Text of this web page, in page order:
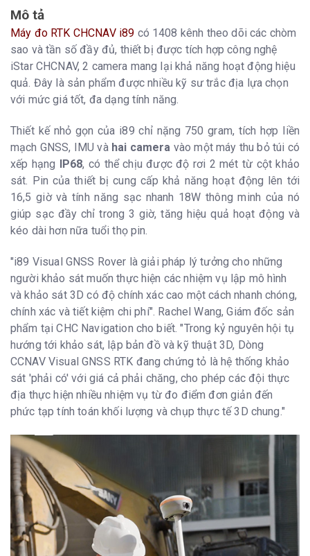
Mô tả
Máy đo RTK CHCNAV i89 có 1408 kênh theo dõi các chòm
sao và tần số đầy đủ, thiết bị được tích hợp công nghệ
iStar CHCNAV, 2 camera mang lại khả năng hoạt động hiệu
quả. Đây là sản phẩm được nhiều kỹ sư trắc địa lựa chọn
với mức giá tốt, đa dạng tính năng.
Thiết kế nhỏ gọn của i89 chỉ nặng 750 gram, tích hợp liền
mạch GNSS, IMU và hai camera vào một máy thu bỏ túi có
xếp hạng
IP68, có thể chịu được độ rơi 2 mét từ cột khảo
sát. Pin của thiết bị cung cấp khả năng hoạt động lên tới
16,5 giờ và tính năng sạc nhanh 18W thông minh của nó
giúp sạc đầy chỉ trong 3 giờ, tăng hiệu quả hoạt động và
kéo dài hơn nữa tuổi thọ pin.
"i89 Visual GNSS Rover là giải pháp lý tưởng cho những
người khảo sát muốn thực hiện các nhiệm vụ lập mô hình
và khảo sát 3D có độ chính xác cao một cách nhanh chóng,
chính xác và tiết kiệm chi phí". Rachel Wang, Giám đốc sản
phẩm tại CHC Navigation cho biết. "Trong kỷ nguyên hội tụ
hướng tới khảo sát, lập bản đồ và kỹ thuật 3D, Dòng
CCNAV Visual GNSS RTK đang chứng tỏ là hệ thống khảo
sát 'phải có' với giá cả phải chăng, cho phép các đội thực
địa thực hiện nhiều nhiệm vụ từ đo điểm đơn giản đến
phức tạp tính toán khối lượng và chụp thực tế 3D chung."